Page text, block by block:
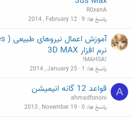
R0xanA
پاسخ ها 9
2014 , February 12
نرم افزار 3D MAX
!MAHSA!
پاسخ ها 1
2014 , January 25
A قواعد 12 گانه انيميشن
ahmadfononi
پاسخ ها 0
2013 , November 19